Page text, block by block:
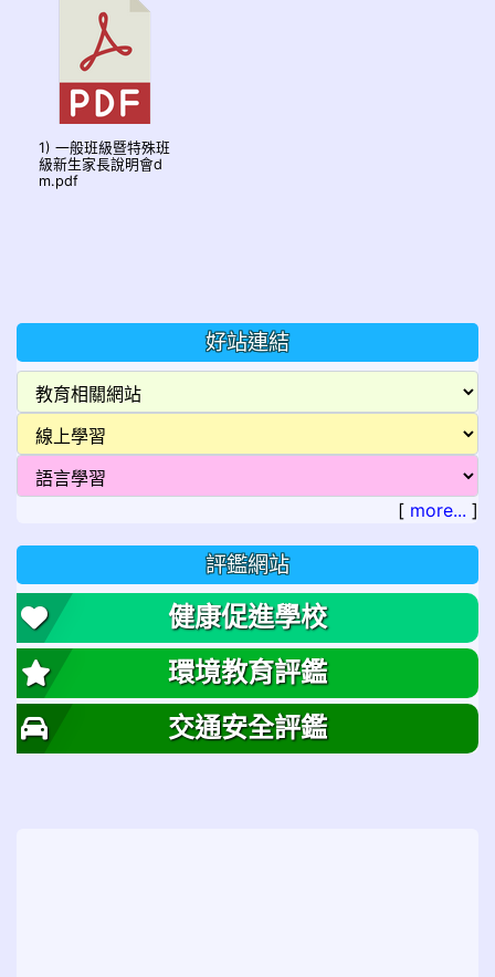
1) 一般班級暨特殊班
級新生家長說明會d
m.pdf
好站連結
[ more... ]
評鑑網站
健康促進學校
環境教育評鑑
交通安全評鑑